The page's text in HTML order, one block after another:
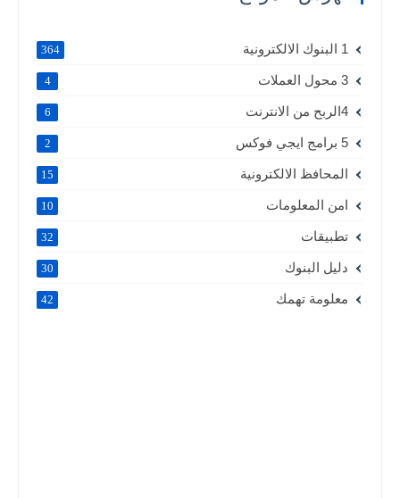
1 البنوك الالكترونية 364
3 محول العملات 4
4الربح من الانترنت 6
5 برامج ايجي فوكس 2
المحافظ الالكترونية 15
امن المعلومات 10
تطبيقات 32
دليل البنوك 30
معلومة تهمك 42